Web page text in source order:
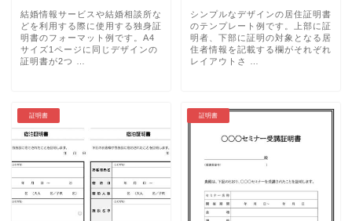
結婚情報サービスや結婚相談所な
どを利用する際に使用する独身証
明書のフォーマット例です。A4
サイズ1ページに同じデザインの
証明書が2つ …
シンプルなデザインの居住証明書
のテンプレート例です。上部に証
明者、下部に証明の対象となる居
住者情報を記載する欄がそれぞれ
レイアウトさ …
証明書 証明書